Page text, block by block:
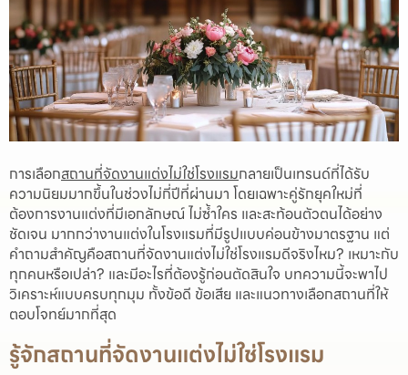
การเลือกสถานที่จัดงานแต่งไม่ใช่โรงแรมกลายเป็นเทรนด์ที่ได้รับ
ความนิยมมากขึ้นในช่วงไม่กี่ปีที่ผ่านมา โดยเฉพาะคู่รักยุคใหม่ที่
ต้องการงานแต่งที่มีเอกลักษณ์ ไม่ซ้ำใคร และสะท้อนตัวตนได้อย่าง
ชัดเจน มากกว่างานแต่งในโรงแรมที่มีรูปแบบค่อนข้างมาตรฐาน แต่
คำถามสำคัญคือสถานที่จัดงานแต่งไม่ใช่โรงแรมดีจริงไหม? เหมาะกับ
ทุกคนหรือเปล่า? และมีอะไรที่ต้องรู้ก่อนตัดสินใจ บทความนี้จะพาไป
วิเคราะห์แบบครบทุกมุม ทั้งข้อดี ข้อเสีย และแนวทางเลือกสถานที่ให้
ตอบโจทย์มากที่สุด
รู้จักสถานที่จัดงานแต่งไม่ใช่โรงแรม